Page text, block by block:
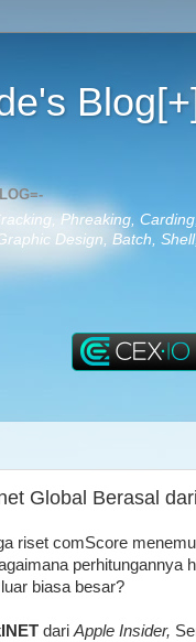
Phreaking,
Design, Batch,
Global Berasal
riset comScore
perhitungannya
biasa besar?
dari Apple Insider,
| Jahat | Up | Alecs |